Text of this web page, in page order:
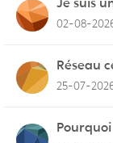
02-08-
Réseau
Hautes-
25-07-